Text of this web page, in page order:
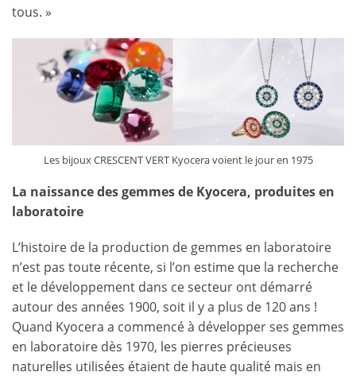
tous. »
Les bijoux CRESCENT VERT Kyocera voient le jour en 1975
La naissance des gemmes de Kyocera, produites en
laboratoire
L’histoire de la production de gemmes en laboratoire
n’est pas toute récente, si l’on estime que la recherche
et le développement dans ce secteur ont démarré
autour des années 1900, soit il y a plus de 120 ans !
Quand Kyocera a commencé à développer ses gemmes
en laboratoire dès 1970, les pierres précieuses
naturelles utilisées étaient de haute qualité mais en